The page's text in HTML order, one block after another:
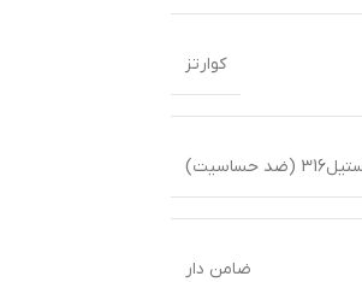
کوارتز
(ضد حساسیت)
ضامن دار